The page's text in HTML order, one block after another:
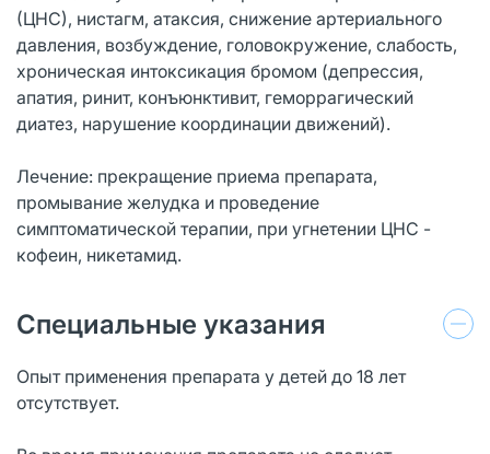
(ЦНС), нистагм, атаксия, снижение артериального
давления, возбуждение, головокружение, слабость,
хроническая интоксикация бромом (депрессия,
апатия, ринит, конъюнктивит, геморрагический
диатез, нарушение координации движений).
Лечение: прекращение приема препарата,
промывание желудка и проведение
симптоматической терапии, при угнетении ЦНС -
кофеин, никетамид.
Специальные указания
Опыт применения препарата у детей до 18 лет
отсутствует.